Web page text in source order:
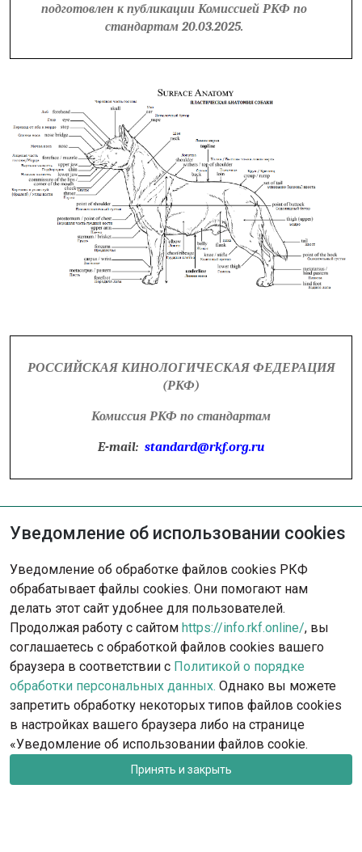
подготовлен к публикации Комиссией РКФ по
стандартам 20.03.2025.
РОССИЙСКАЯ КИНОЛОГИЧЕСКАЯ ФЕДЕРАЦИЯ
(РКФ)
Комиссия РКФ по стандартам
E-mail: standard@rkf.org.ru
Опишите ситуацию - наша команда
с радостью поможет вам.
Обратиться в поддержку
Уведомление об использовании cookies
Уведомление об обработке файлов cookies РКФ
обрабатывает файлы cookies. Они помогают нам
делать этот сайт удобнее для пользователей.
Продолжая работу с сайтом https://info.rkf.online/, вы
соглашаетесь с обработкой файлов cookies вашего
браузера в соответствии с Политикой о порядке
обработки персональных данных. Однако вы можете
запретить обработку некоторых типов файлов cookies
в настройках вашего браузера либо на странице
«Уведомление об использовании файлов cookie.
Принять и закрыть